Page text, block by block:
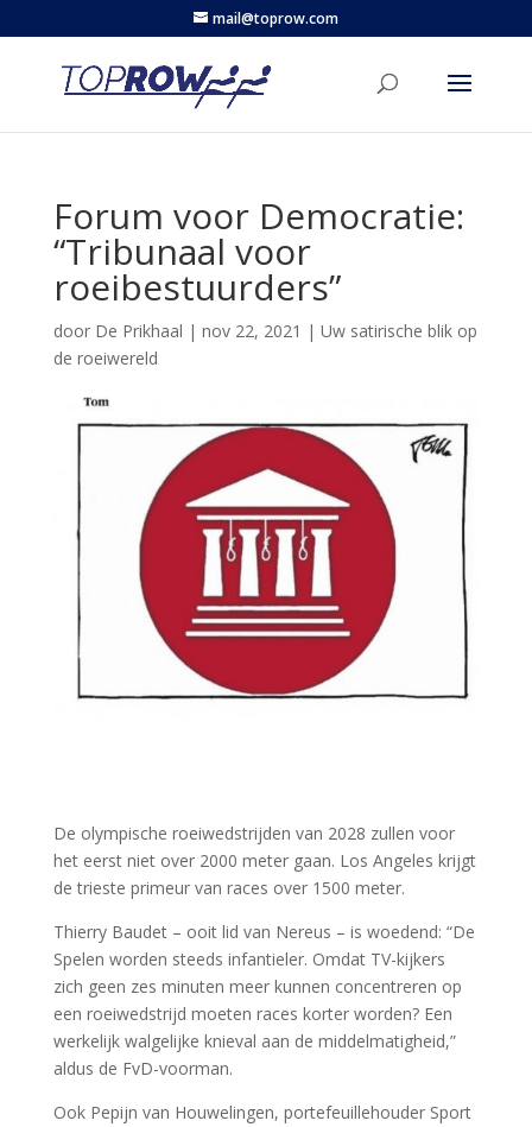
mail@toprow.com
Forum voor Democratie:
“Tribunaal voor
roeibestuurders”
door De Prikhaal | nov 22, 2021 | Uw satirische blik op
de roeiwereld
De olympische roeiwedstrijden van 2028 zullen voor
het eerst niet over 2000 meter gaan. Los Angeles krijgt
de trieste primeur van races over 1500 meter.
Thierry Baudet – ooit lid van Nereus – is woedend: “De
Spelen worden steeds infantieler. Omdat TV-kijkers
zich geen zes minuten meer kunnen concentreren op
een roeiwedstrijd moeten races korter worden? Een
werkelijk walgelijke knieval aan de middelmatigheid,”
aldus de FvD-voorman.
Ook Pepijn van Houwelingen, portefeuillehouder Sport